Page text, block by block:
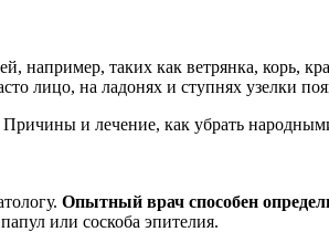
например, таких как ветрянка, корь,
лицо, на ладонях и ступнях узелки
Опытный врач способен
или соскоба эпителия.